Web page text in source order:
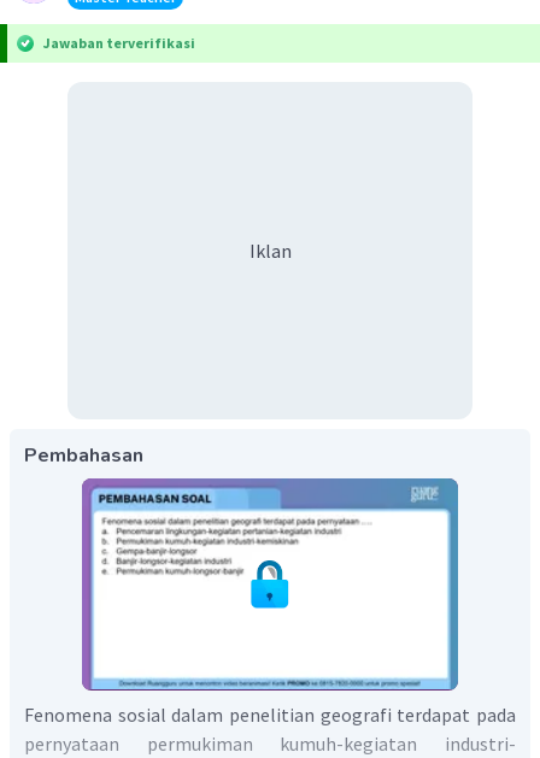
Jawaban terverifikasi
Iklan
Pembahasan
Fenomena sosial dalam penelitian geografi terdapat pada
pernyataan permukiman kumuh-kegiatan industri-